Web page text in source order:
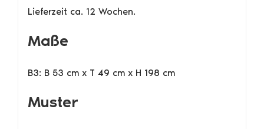
Lieferzeit ca. 12 Wochen.
Maße
B3: B 53 cm x T 49 cm x H 198 cm
Muster